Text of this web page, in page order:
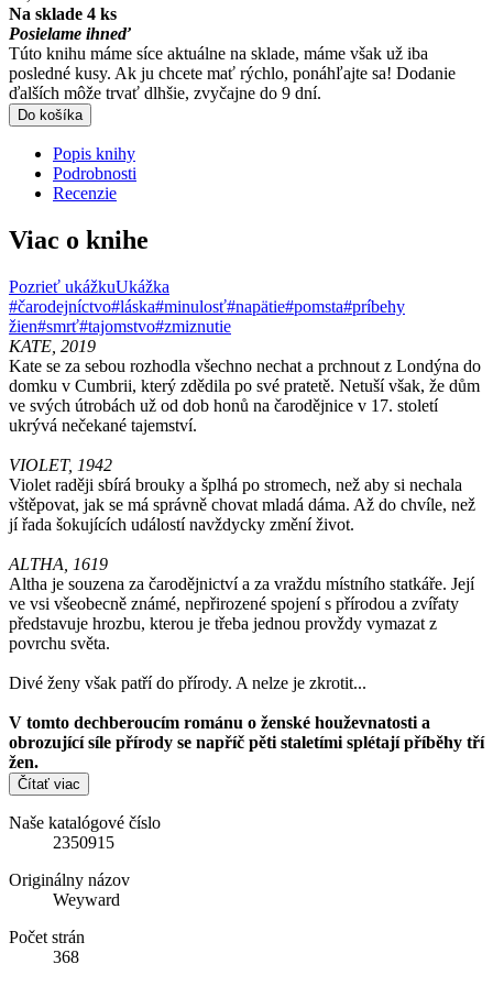
Na sklade 4 ks
Posielame ihneď
Túto knihu máme síce aktuálne na sklade, máme však už iba
posledné kusy. Ak ju chcete mať rýchlo, ponáhľajte sa! Dodanie
ďalších môže trvať dlhšie, zvyčajne do 9 dní.
Do košíka
Popis knihy
Podrobnosti
Recenzie
Viac o knihe
Pozrieť ukážkuUkážka
#čarodejníctvo#láska#minulosť#napätie#pomsta#príbehy
žien#smrť#tajomstvo#zmiznutie
KATE, 2019
Kate se za sebou rozhodla všechno nechat a prchnout z Londýna do
domku v Cumbrii, který zdědila po své pratetě. Netuší však, že dům
ve svých útrobách už od dob honů na čarodějnice v 17. století
ukrývá nečekané tajemství.
VIOLET, 1942
Violet raději sbírá brouky a šplhá po stromech, než aby si nechala
vštěpovat, jak se má správně chovat mladá dáma. Až do chvíle, než
jí řada šokujících událostí navždycky změní život.
ALTHA, 1619
Altha je souzena za čarodějnictví a za vraždu místního statkáře. Její
ve vsi všeobecně známé, nepřirozené spojení s přírodou a zvířaty
představuje hrozbu, kterou je třeba jednou provždy vymazat z
povrchu světa.
Divé ženy však patří do přírody. A nelze je zkrotit...
V tomto dechberoucím románu o ženské houževnatosti a
obrozující síle přírody se napříč pěti staletími splétají příběhy tří
žen.
Čítať viac
Naše katalógové číslo
2350915
Originálny názov
Weyward
Počet strán
368